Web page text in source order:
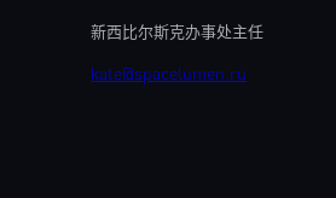
新西比尔斯克办事处主任
kate@spacelumen.ru